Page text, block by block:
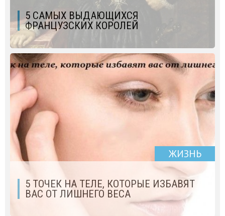
5 САМЫХ ВЫДАЮЩИХСЯ
ФРАНЦУЗСКИХ КОРОЛЕЙ
ЖИЗНЬ
5 ТОЧЕК НА ТЕЛЕ, КОТОРЫЕ ИЗБАВЯТ
ВАС ОТ ЛИШНЕГО ВЕСА